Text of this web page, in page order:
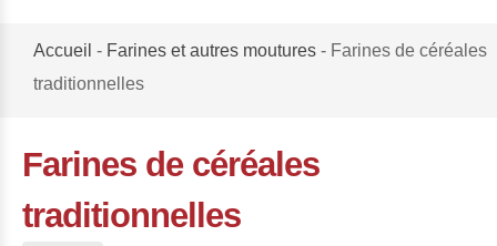
Accueil - Farines et autres moutures - Farines de céréales
traditionnelles
Farines de céréales
traditionnelles